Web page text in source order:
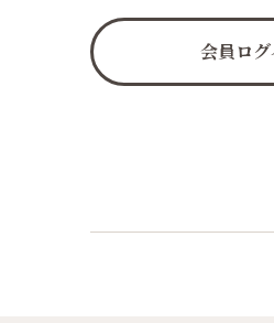
会員ロ